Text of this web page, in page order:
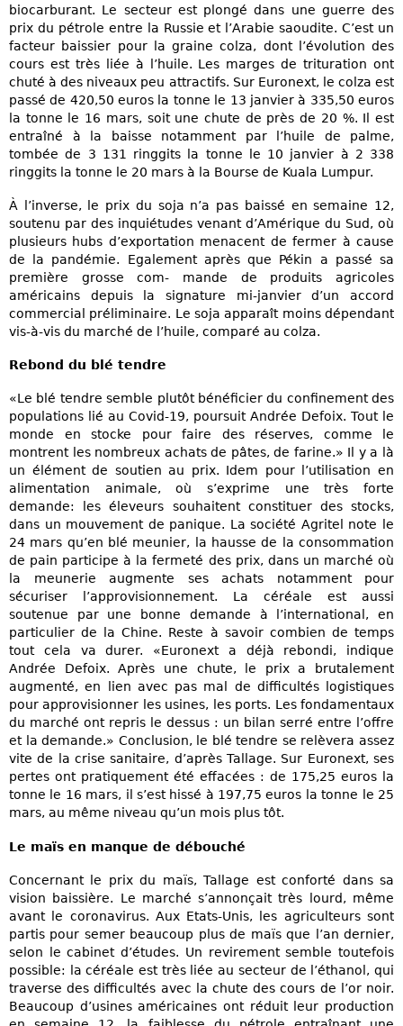
biocarburant. Le secteur est plongé dans une guerre des
prix du pétrole entre la Russie et l’Arabie saoudite. C’est un
facteur baissier pour la graine colza, dont l’évolution des
cours est très liée à l’huile. Les marges de trituration ont
chuté à des niveaux peu attractifs. Sur Euronext, le colza est
passé de 420,50 euros la tonne le 13 janvier à 335,50 euros
la tonne le 16 mars, soit une chute de près de 20 %. Il est
entraîné à la baisse notamment par l’huile de palme,
tombée de 3 131 ringgits la tonne le 10 janvier à 2 338
ringgits la tonne le 20 mars à la Bourse de Kuala Lumpur.
À l’inverse, le prix du soja n’a pas baissé en semaine 12,
soutenu par des inquiétudes venant d’Amérique du Sud, où
plusieurs hubs d’exportation menacent de fermer à cause
de la pandémie. Egalement après que Pékin a passé sa
première grosse com- mande de produits agricoles
américains depuis la signature mi-janvier d’un accord
commercial préliminaire. Le soja apparaît moins dépendant
vis-à-vis du marché de l’huile, comparé au colza.
Rebond du blé tendre
«Le blé tendre semble plutôt bénéficier du confinement des
populations lié au Covid-19, poursuit Andrée Defoix. Tout le
monde en stocke pour faire des réserves, comme le
montrent les nombreux achats de pâtes, de farine.» Il y a là
un élément de soutien au prix. Idem pour l’utilisation en
alimentation animale, où s’exprime une très forte
demande: les éleveurs souhaitent constituer des stocks,
dans un mouvement de panique. La société Agritel note le
24 mars qu’en blé meunier, la hausse de la consommation
de pain participe à la fermeté des prix, dans un marché où
la meunerie augmente ses achats notamment pour
sécuriser l’approvisionnement. La céréale est aussi
soutenue par une bonne demande à l’international, en
particulier de la Chine. Reste à savoir combien de temps
tout cela va durer. «Euronext a déjà rebondi, indique
Andrée Defoix. Après une chute, le prix a brutalement
augmenté, en lien avec pas mal de difficultés logistiques
pour approvisionner les usines, les ports. Les fondamentaux
du marché ont repris le dessus : un bilan serré entre l’offre
et la demande.» Conclusion, le blé tendre se relèvera assez
vite de la crise sanitaire, d’après Tallage. Sur Euronext, ses
pertes ont pratiquement été effacées : de 175,25 euros la
tonne le 16 mars, il s’est hissé à 197,75 euros la tonne le 25
mars, au même niveau qu’un mois plus tôt.
Le maïs en manque de débouché
Concernant le prix du maïs, Tallage est conforté dans sa
vision baissière. Le marché s’annonçait très lourd, même
avant le coronavirus. Aux Etats-Unis, les agriculteurs sont
partis pour semer beaucoup plus de maïs que l’an dernier,
selon le cabinet d’études. Un revirement semble toutefois
possible: la céréale est très liée au secteur de l’éthanol, qui
traverse des difficultés avec la chute des cours de l’or noir.
Beaucoup d’usines américaines ont réduit leur production